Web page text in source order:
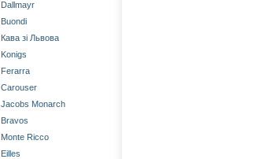
Dallmayr
Buondi
Кава зі Львова
Konigs
Ferarra
Carouser
Jacobs Monarch
Bravos
Monte Ricco
Eilles